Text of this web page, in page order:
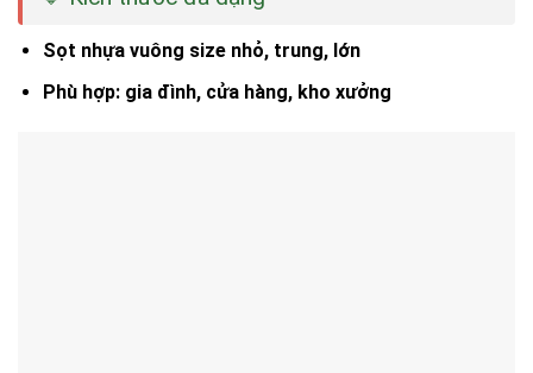
Sọt nhựa vuông size nhỏ, trung, lớn
Phù hợp: gia đình, cửa hàng, kho xưởng